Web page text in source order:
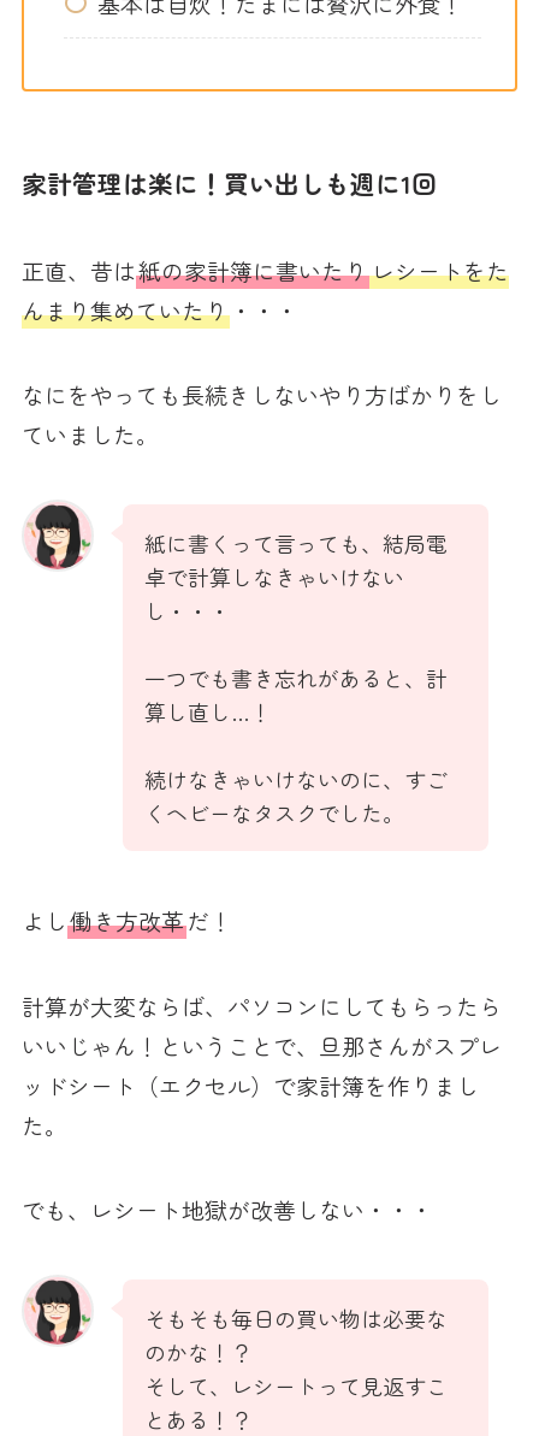
家計管理は楽に！買い出しも週に1回
正直、昔は紙の家計簿に書いたりレシートをた
んまり集めていたり・・・
なにをやっても長続きしないやり方ばかりをし
ていました。
紙に書くって言っても、結局電
卓で計算しなきゃいけない
し・・・
一つでも書き忘れがあると、計
算し直し…！
続けなきゃいけないのに、すご
くヘビーなタスクでした。
よし働き方改革だ！
計算が大変ならば、パソコンにしてもらったら
いいじゃん！ということで、旦那さんがスプレ
ッドシート（エクセル）で家計簿を作りまし
た。
でも、レシート地獄が改善しない・・・
そもそも毎日の買い物は必要な
のかな！？
そして、レシートって見返すこ
とある！？